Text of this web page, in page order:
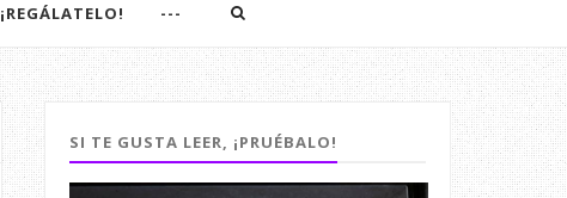
¡REGÁLATELO! ---
SI TE GUSTA LEER, ¡PRUÉBALO!